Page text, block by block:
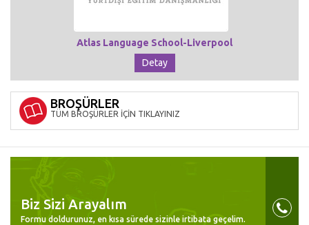
Atlas Language School-Liverpool
Detay
BROŞÜRLER
TÜM BROŞÜRLER İÇİN TIKLAYINIZ
Biz Sizi Arayalım
Formu doldurunuz, en kısa sürede sizinle irtibata geçelim.